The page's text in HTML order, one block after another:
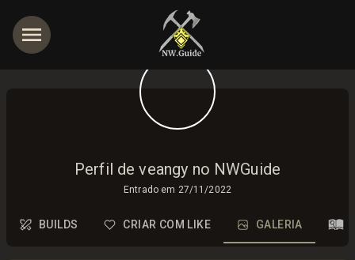
Perfil de veangy no NWGuide
Entrado em 27/11/2022
BUILDS CRIAR COM LIKE GALERIA